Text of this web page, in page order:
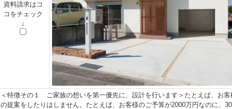
資料請求はコ
コをチェック
↓
＜特徴その１ ご家族の想いを第一優先に、設計を行います＞たとえば、お
の提案をしたりはしません。たとえば、お客様のご予算が2000万円なのに、